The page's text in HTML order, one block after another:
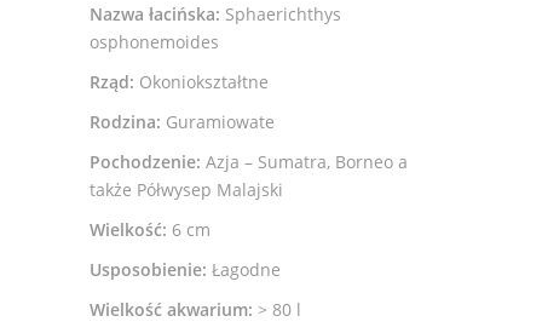
Nazwa łacińska: Sphaerichthys
osphonemoides
Rząd: Okoniokształtne
Rodzina: Guramiowate
Pochodzenie: Azja – Sumatra, Borneo a
także Półwysep Malajski
Wielkość: 6 cm
Usposobienie: Łagodne
Wielkość akwarium: > 80 l